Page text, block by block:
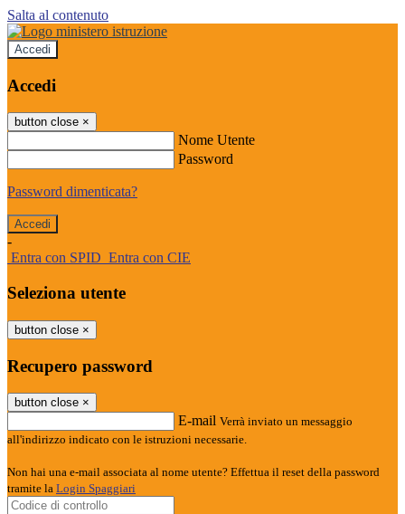
Salta al contenuto
Accedi
Accedi
button close ×
Nome Utente
Password
Password dimenticata?
-
Entra con SPID Entra con CIE
Seleziona utente
button close ×
Recupero password
button close ×
E-mail Verrà inviato un messaggio
all'indirizzo indicato con le istruzioni necessarie.
Non hai una e-mail associata al nome utente? Effettua il reset della password
tramite la Login Spaggiari